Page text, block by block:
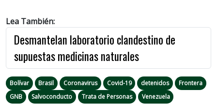
Lea También:
Desmantelan laboratorio clandestino de
supuestas medicinas naturales
Bolívar Brasil Coronavirus Covid-19 detenidos
Frontera
GNB
Salvoconducto Trata de Personas Venezuela